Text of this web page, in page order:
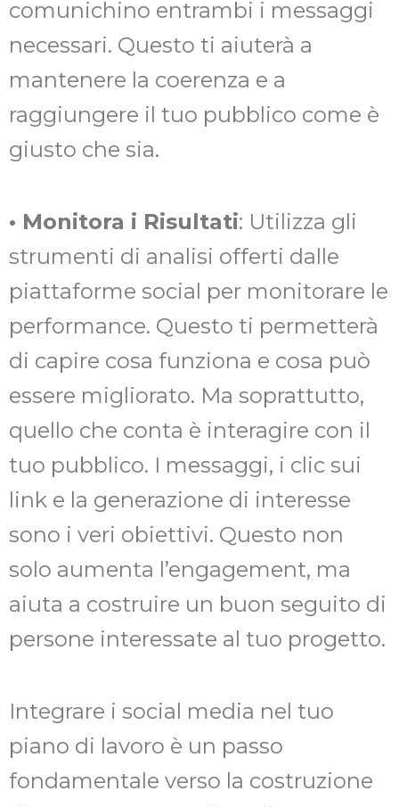
comunichino entrambi i messaggi
necessari. Questo ti aiuterà a
mantenere la coerenza e a
raggiungere il tuo pubblico come è
giusto che sia.
• Monitora i Risultati: Utilizza gli
strumenti di analisi offerti dalle
piattaforme social per monitorare le
performance. Questo ti permetterà
di capire cosa funziona e cosa può
essere migliorato. Ma soprattutto,
quello che conta è interagire con il
tuo pubblico. I messaggi, i clic sui
link e la generazione di interesse
sono i veri obiettivi. Questo non
solo aumenta l’engagement, ma
aiuta a costruire un buon seguito di
persone interessate al tuo progetto.
Integrare i social media nel tuo
piano di lavoro è un passo
fondamentale verso la costruzione